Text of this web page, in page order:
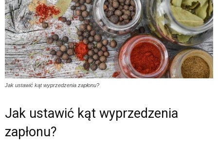
Jak ustawić kąt wyprzedzenia zapłonu?
Jak ustawić kąt wyprzedzenia
zapłonu?